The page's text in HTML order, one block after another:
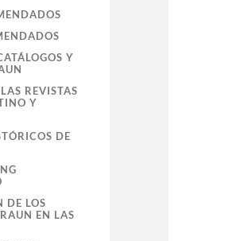
Y
REVISTAS
Y
DE
DE LOS
EN LAS